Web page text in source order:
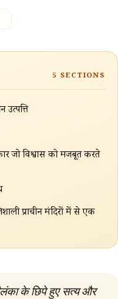
5 SECTIONS
उत्पत्ति
जो विश्वास को मजबूत करते
प्राचीन मंदिरों में से एक
के छिपे हुए सत्य और